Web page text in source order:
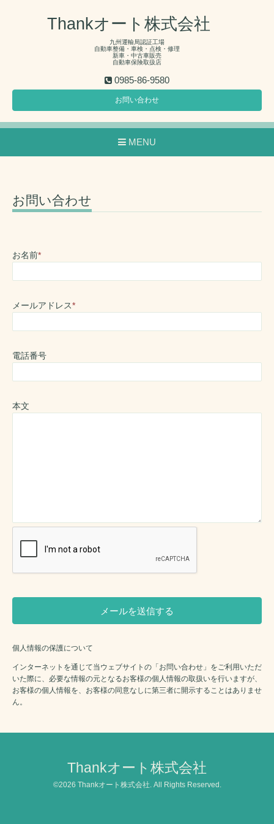
Thankオート株式会社
九州運輸局認証工場
自動車整備・車検・点検・修理
新車・中古車販売
自動車保険取扱店
0985-86-9580
お問い合わせ
MENU
お問い合わせ
お名前*
メールアドレス*
電話番号
本文
個人情報の保護について
インターネットを通じて当ウェブサイトの「お問い合わせ」をご利用いただ
いた際に、必要な情報の元となるお客様の個人情報の取扱いを行いますが、
お客様の個人情報を、お客様の同意なしに第三者に開示することはありませ
ん。
Thankオート株式会社
©2026 Thankオート株式会社. All Rights Reserved.